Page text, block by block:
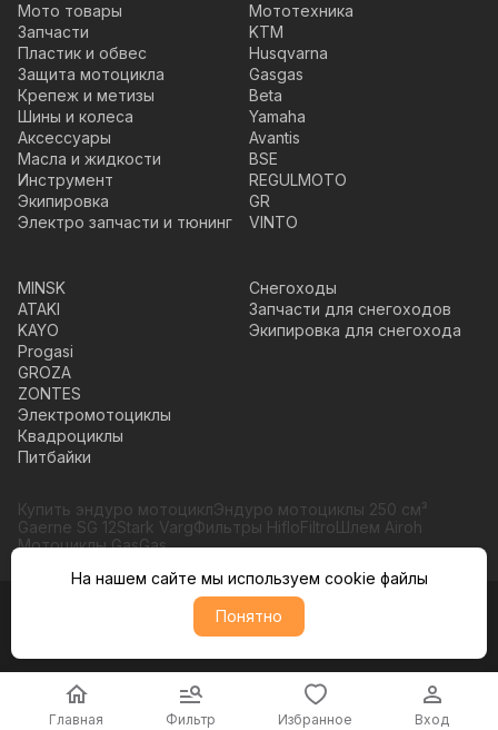
Мото товары
Запчасти
Пластик и обвес
Защита мотоцикла
Крепеж и метизы
Шины и колеса
Аксессуары
Масла и жидкости
Инструмент
Экипировка
Электро запчасти и тюнинг
Мототехника
KTM
Husqvarna
Gasgas
Beta
Yamaha
Avantis
BSE
REGULMOTO
GR
VINTO
MINSK
ATAKI
KAYO
Progasi
GROZA
ZONTES
Электромотоциклы
Квадроциклы
Питбайки
Снегоходы
Запчасти для снегоходов
Экипировка для снегохода
Купить эндуро мотоциклЭндуро мотоциклы 250 см³
Gaerne SG 12Stark VargФильтры HifloFiltroШлем Airoh
Мотоциклы GasGas
© Moto365, Все права защищены
Политика обратботки персональных данных
Главная Фильтр Избранное Вход
На нашем сайте мы используем cookie файлы
Понятно